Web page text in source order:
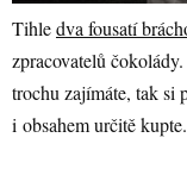
Tihledva fousatí
zpracovatelů
trochu zajímáte, tak si
i obsahem určitě